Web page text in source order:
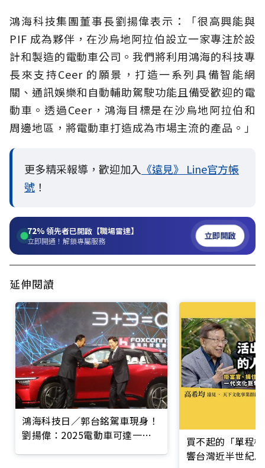
鴻海科技集團董事長劉揚偉表示：「很高興能與
PIF 成為夥伴，在沙烏地阿拉伯設立一家專注於設
計和製造的電動車公司。我們將利用鴻海的科技專
長來支持Ceer 的願景，打造一系列具備智能網
關、通訊娛樂和自動輔助駕駛功能且備受歡迎的電
動車。透過Ceer，鴻海目標是在沙烏地阿拉伯和
周邊地區，將電動車打造成為市場主流的產品。」
更多精采報導，歡迎加入 《遠見》 Line官方帳
號 ！
72%領先者已開啟【職場雷達】
立即開通！解鎖專屬服務 立即開啟
延伸閱讀
鴻海科技日／郭台銘駕車現身！
劉揚偉：2025電動車可達一兆
買不起的「單程
響台灣近半世紀